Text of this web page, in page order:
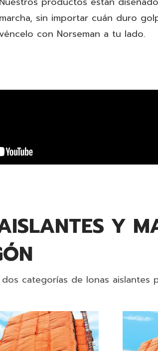
marcha, sin importar cuán duro
véncelo con Norseman a tu lado.
Y
categorías de lonas